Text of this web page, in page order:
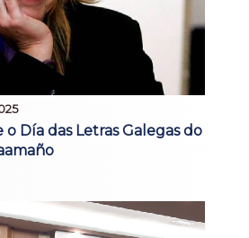
o Día das Letras Galegas do